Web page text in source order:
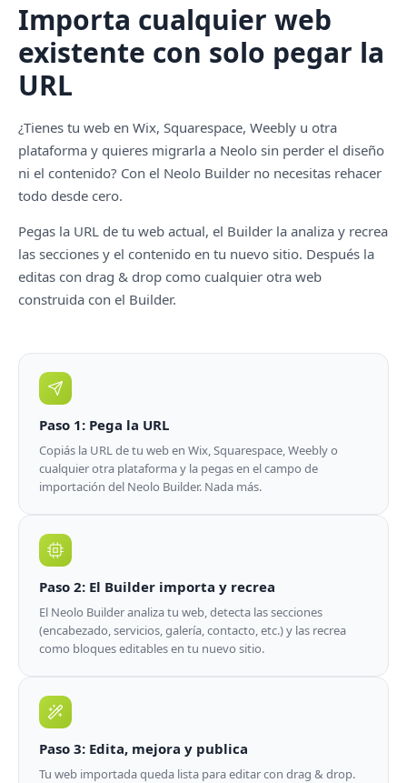
Importa cualquier web
existente con solo pegar la
URL
¿Tienes tu web en Wix, Squarespace, Weebly u otra
plataforma y quieres migrarla a Neolo sin perder el diseño
ni el contenido? Con el Neolo Builder no necesitas rehacer
todo desde cero.
Pegas la URL de tu web actual, el Builder la analiza y recrea
las secciones y el contenido en tu nuevo sitio. Después la
editas con drag & drop como cualquier otra web
construida con el Builder.
Paso 1: Pega la URL
Copiás la URL de tu web en Wix, Squarespace, Weebly o
cualquier otra plataforma y la pegas en el campo de
importación del Neolo Builder. Nada más.
Paso 2: El Builder importa y recrea
El Neolo Builder analiza tu web, detecta las secciones
(encabezado, servicios, galería, contacto, etc.) y las recrea
como bloques editables en tu nuevo sitio.
Paso 3: Edita, mejora y publica
Tu web importada queda lista para editar con drag & drop.